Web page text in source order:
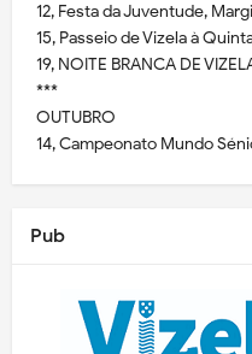
12, Festa da Juventude,
15, Passeio de Vizela à
19, NOITE BRANCA DE
***
OUTUBRO
14, Campeonato Mundo
Pub